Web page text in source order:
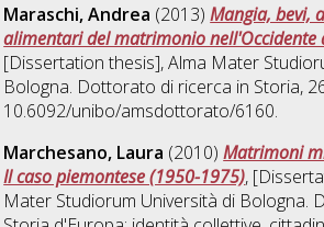
Maraschi, Andrea (2013)Mangia, bevi,
alimentari del matrimonio nell'Occidente
[Dissertation thesis], Alma Mater
Bologna. Dottorato di ricerca in Storia,
10.6092/unibo/amsdottorato/6160.
Marchesano, Laura (2010)Matrimoni
Il caso piemontese (1950-1975),
Mater Studiorum Università di Bologna.